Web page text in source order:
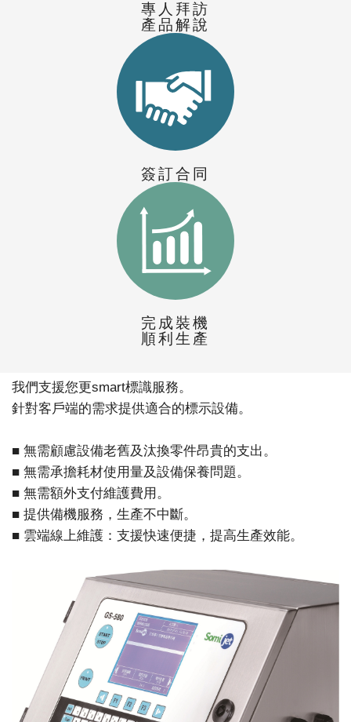
專人拜訪
產品解說
簽訂合同
完成裝機
順利生產
我們支援您更smart標識服務。
針對客戶端的需求提供適合的標示設備。
■ 無需顧慮設備老舊及汰換零件昂貴的支出。
■ 無需承擔耗材使用量及設備保養問題。
■ 無需額外支付維護費用。
■ 提供備機服務，生產不中斷。
■ 雲端線上維護：支援快速便捷，提高生產效能。